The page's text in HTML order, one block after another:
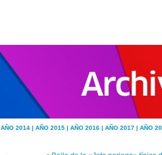
AÑO 2014 | AÑO 2015 | AÑO 2016 | AÑO 2017 | AÑO